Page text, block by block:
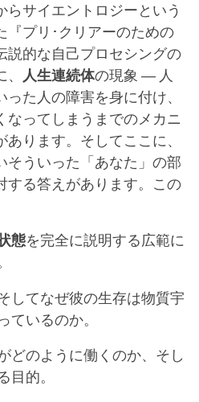
らサイエントロジーという
『プリ･クリアーのための
説的な自己プロセシングの
人生連続体の現象 ― 人
た人の障害を身に付け、
なってしまうまでのメカニ
ります。そしてここに、
そういった「あなた」の部
する答えがあります。この
態を完全に説明する広範に
してなぜ彼の生存は物質宇
ているのか。
どのように働くのか、そし
目的。